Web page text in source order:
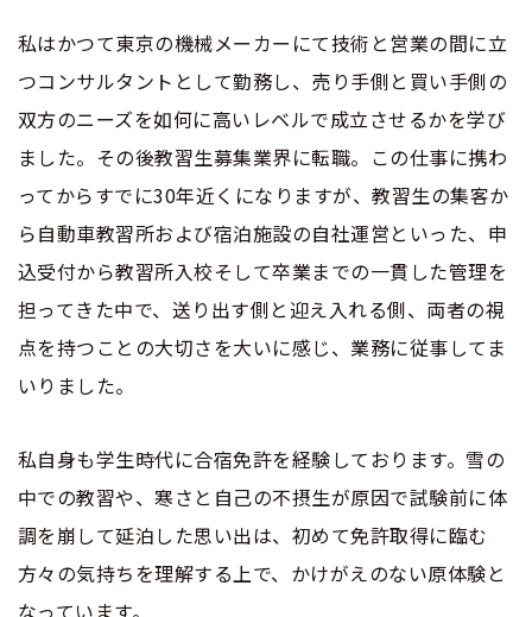
中型二種
大型二種
受験資格特例教習
お気に入りの教習所
合宿に関わる料金について
合宿費用のお支払いについて
合宿免許に必要な持ち物
合宿免許 体験談・口コミ
まるわかり！合宿免許Q＆A
全国の運転免許試験場(免許センター)
本免学科試験問題に挑戦
特定商取引法に基づく表示
私はかつて東京の機械メーカーにて技術と営業の間に立
つコンサルタントとして勤務し、売り手側と買い手側の
双方のニーズを如何に高いレベルで成立させるかを学び
ました。その後教習生募集業界に転職。この仕事に携わ
ってからすでに30年近くになりますが、教習生の集客か
ら自動車教習所および宿泊施設の自社運営といった、申
込受付から教習所入校そして卒業までの一貫した管理を
担ってきた中で、送り出す側と迎え入れる側、両者の視
点を持つことの大切さを大いに感じ、業務に従事してま
いりました。
私自身も学生時代に合宿免許を経験しております。雪の
中での教習や、寒さと自己の不摂生が原因で試験前に体
調を崩して延泊した思い出は、初めて免許取得に臨む
方々の気持ちを理解する上で、かけがえのない原体験と